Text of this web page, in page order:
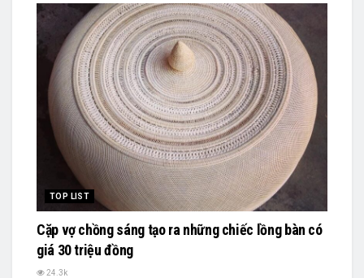
TOP LIST
Cặp vợ chồng sáng tạo ra những chiếc lồng bàn có
giá 30 triệu đồng
24.3k